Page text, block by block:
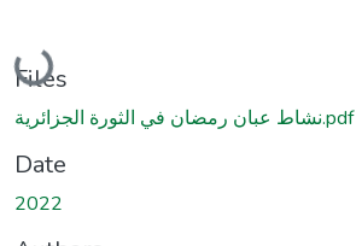
Loading...
Files
نشاط عبان رمضان في الثورة الجزائرية.pdf
Date
2022